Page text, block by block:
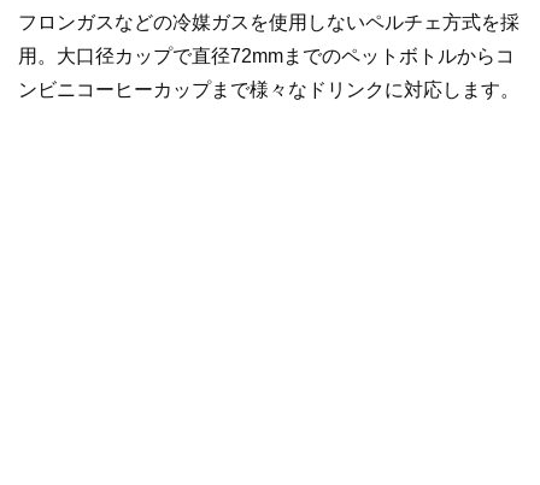
フロンガスなどの冷媒ガスを使用しないペルチェ方式を採
用。大口径カップで直径72mmまでのペットボトルからコ
ンビニコーヒーカップまで様々なドリンクに対応します。